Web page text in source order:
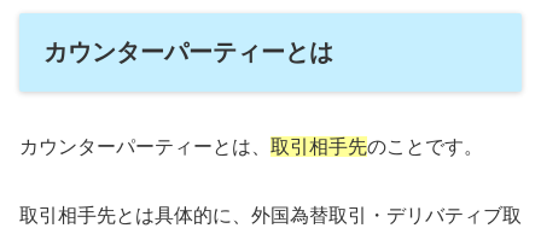
カウンターパーティーとは
カウンターパーティーとは、 取引相手先のことです。
取引相手先とは具体的に、外国為替取引・デリバティブ取